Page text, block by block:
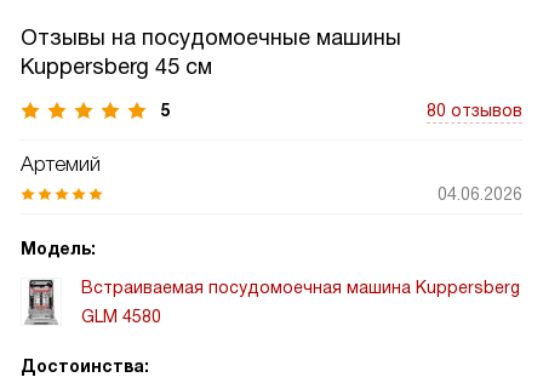
Отзывы на посудомоечные машины
Kuppersberg 45 см
5 80 отзывов
Артемий
04.06.2026
Модель:
Встраиваемая посудомоечная машина Kuppersberg
GLM 4580
Достоинства: